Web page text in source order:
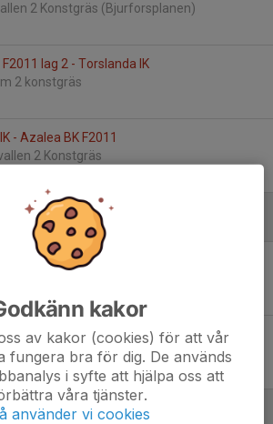
2 Konstgräs (Bjurforsplanen)
F2011 lag 2 - Torslanda IK
2 konstgräs
- Azalea BK F2011
2 Konstgräs
- Torslanda IK
Vit - Torslanda IK
Konstgräs
kakor
av kakor (cookies) för att vår
fungera bra för dig. De används
i syfte att hjälpa oss att
våra tjänster.
använder vi cookies